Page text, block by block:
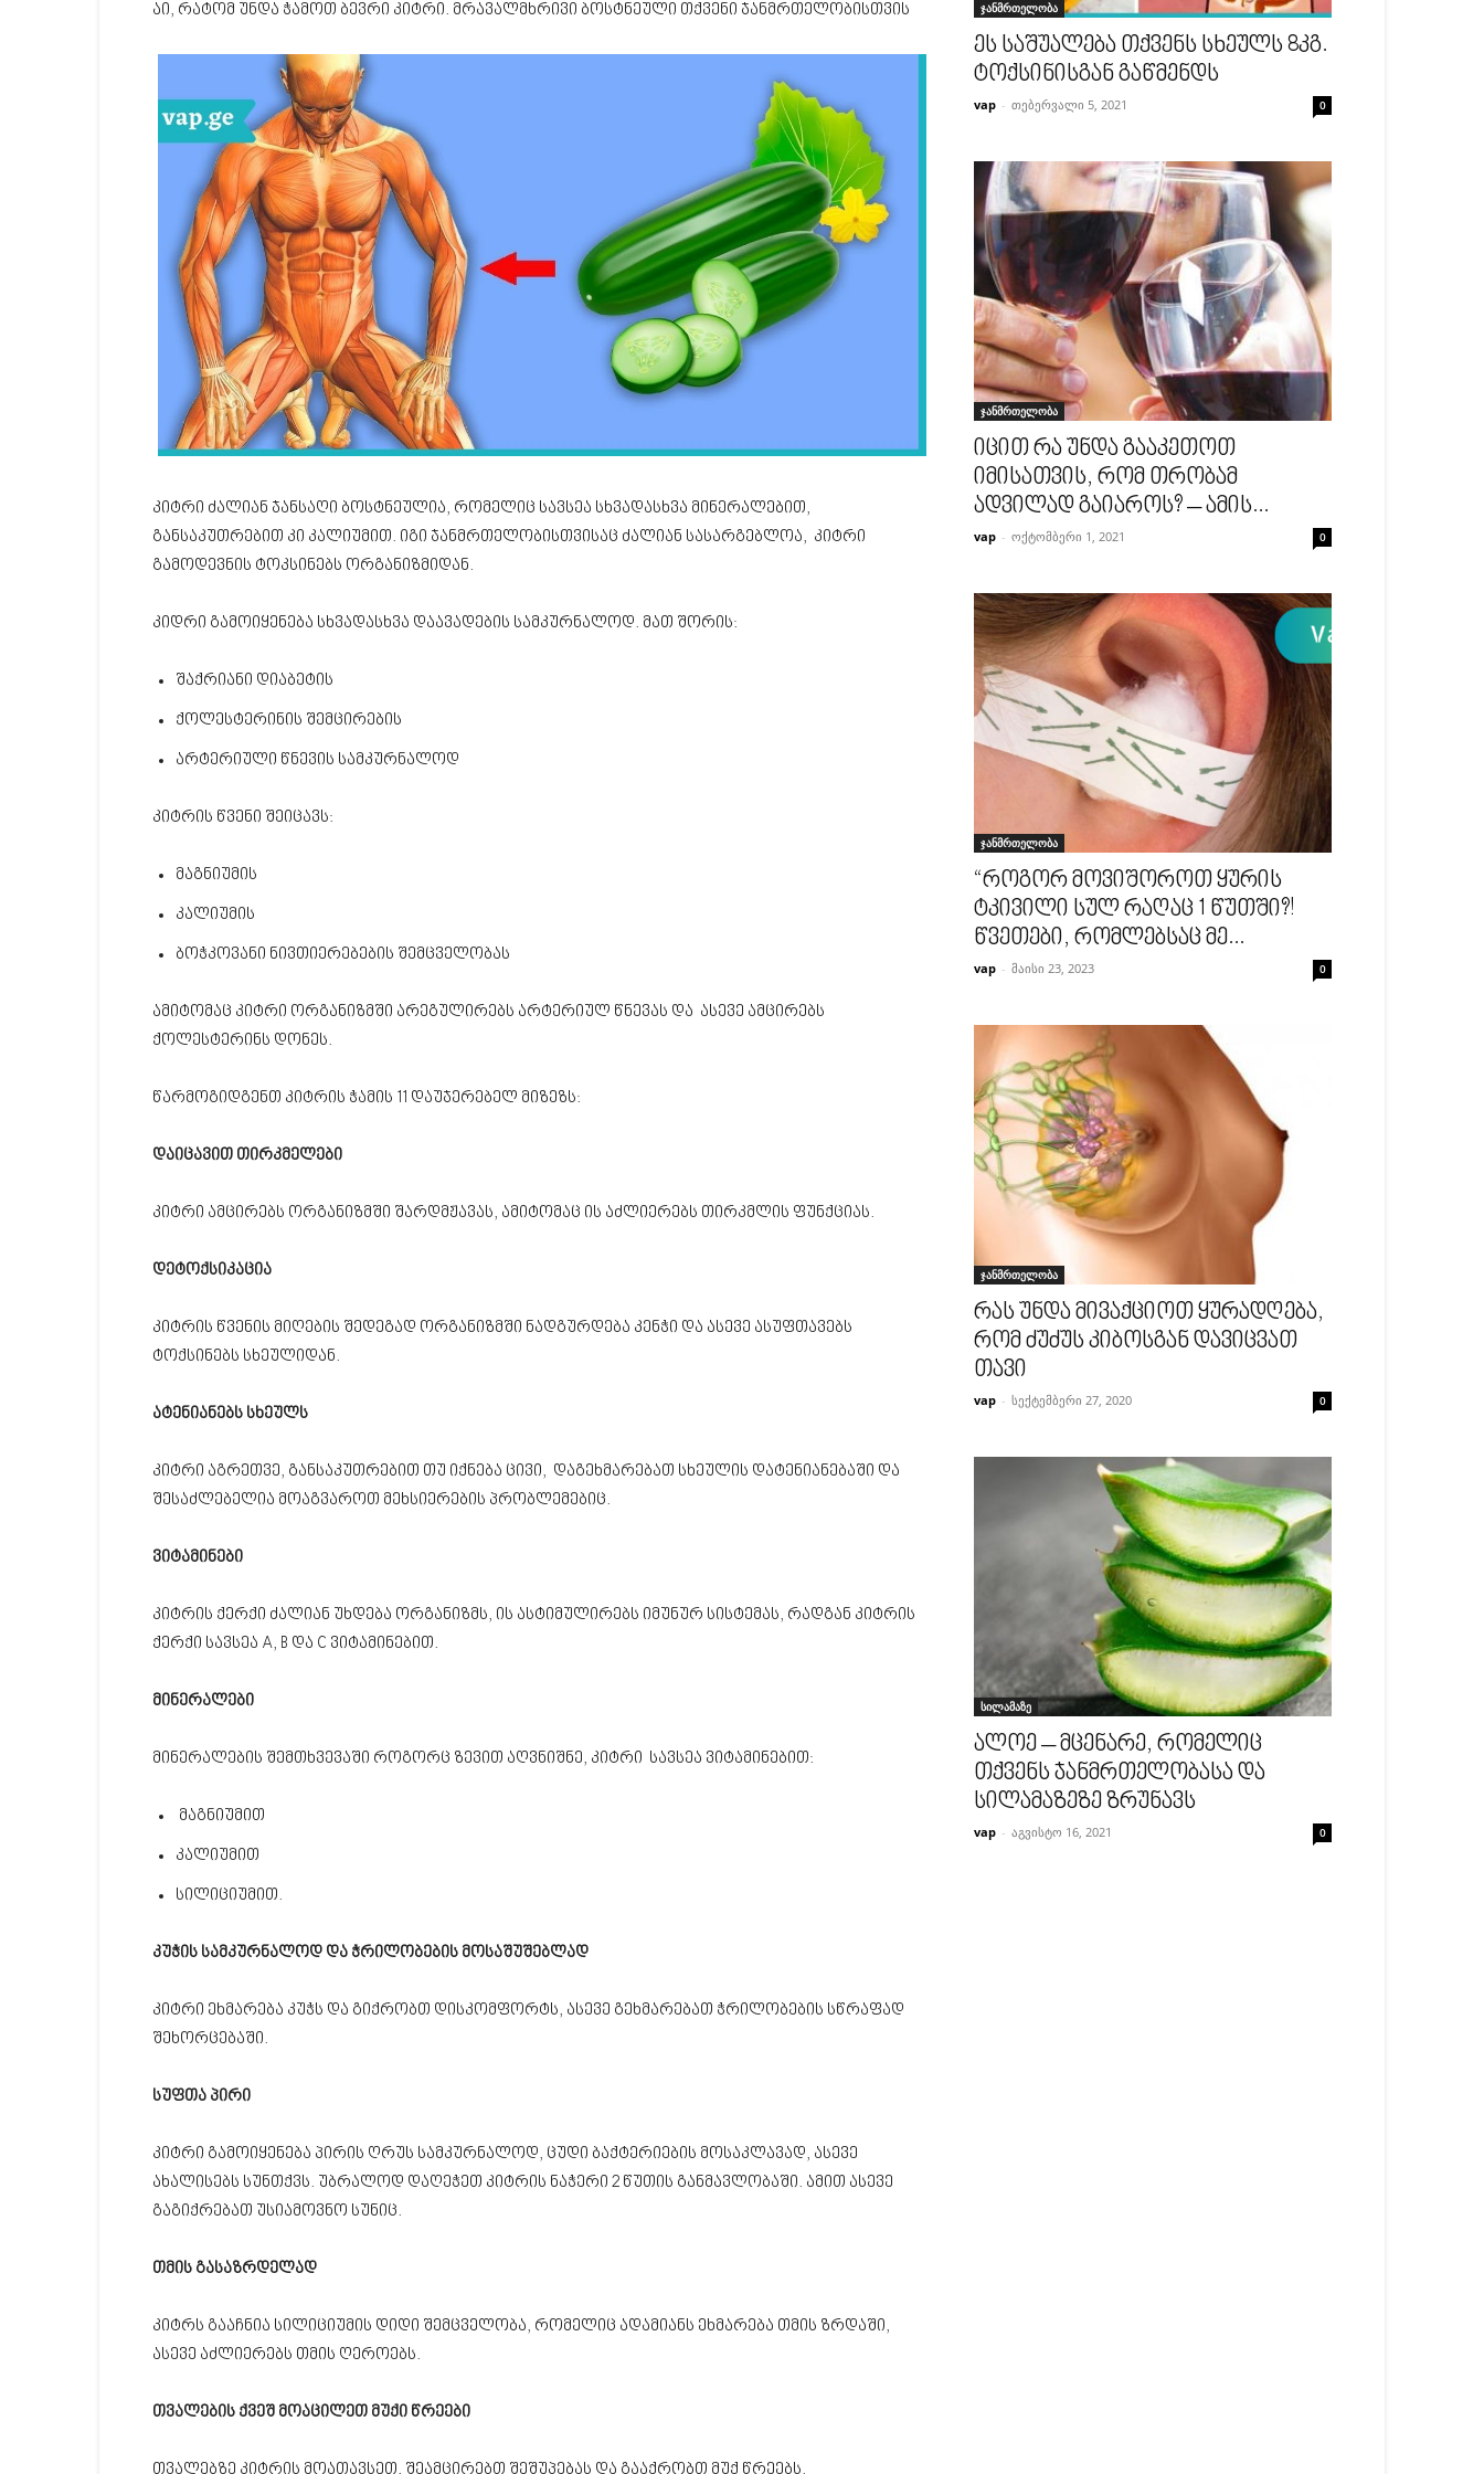
აი, რატომ უნდა ჭამოთ ბევრი კიტრი. მრავალმხრივი ბოსტნეული თქვენი ჯანმრთელობისთვის
კიტრი ძალიან ჯანსაღი ბოსტნეულია, რომელიც სავსეა სხვადასხვა მინერალებით,
განსაკუთრებით კი კალიუმით. იგი ჯანმრთელობისთვისაც ძალიან სასარგებლოა, კიტრი
გამოდევნის ტოკსინებს ორგანიზმიდან.
კიდრი გამოიყენება სხვადასხვა დაავადების სამკურნალოდ. მათ შორის:
შაქრიანი დიაბეტის
ქოლესტერინის შემცირების
არტერიული წნევის სამკურნალოდ
კიტრის წვენი შეიცავს:
მაგნიუმის
კალიუმის
ბოჭკოვანი ნივთიერებების შემცველობას
ამიტომაც კიტრი ორგანიზმში არეგულირებს არტერიულ წნევას და ასევე ამცირებს
ქოლესტერინს დონეს.
წარმოგიდგენთ კიტრის ჭამის 11 დაუჯერებელ მიზეზს:
დაიცავით თირკმელები
კიტრი ამცირებს ორგანიზმში შარდმჟავას, ამიტომაც ის აძლიერებს თირკმლის ფუნქციას.
დეტოქსიკაცია
კიტრის წვენის მიღების შედეგად ორგანიზმში ნადგურდება კენჭი და ასევე ასუფთავებს
ტოქსინებს სხეულიდან.
ატენიანებს სხეულს
კიტრი აგრეთვე, განსაკუთრებით თუ იქნება ცივი, დაგეხმარებათ სხეულის დატენიანებაში და
შესაძლებელია მოაგვაროთ მეხსიერების პრობლემებიც.
ვიტამინები
კიტრის ქერქი ძალიან უხდება ორგანიზმს, ის ასტიმულირებს იმუნურ სისტემას, რადგან კიტრის
ქერქი სავსეა A, B და C ვიტამინებით.
მინერალები
მინერალების შემთხვევაში როგორც ზევით აღვნიშნე, კიტრი სავსეა ვიტამინებით:
მაგნიუმით
კალიუმით
სილიციუმით.
კუჭის სამკურნალოდ და ჭრილობების მოსაშუშებლად
კიტრი ეხმარება კუჭს და გიქრობთ დისკომფორტს, ასევე გეხმარებათ ჭრილობების სწრაფად
შეხორცებაში.
სუფთა პირი
კიტრი გამოიყენება პირის ღრუს სამკურნალოდ, ცუდი ბაქტერიების მოსაკლავად, ასევე
ახალისებს სუნთქვს. უბრალოდ დაღეჭეთ კიტრის ნაჭერი 2 წუთის განმავლობაში. ამით ასევე
გაგიქრებათ უსიამოვნო სუნიც.
თმის გასაზრდელად
კიტრს გააჩნია სილიციუმის დიდი შემცველობა, რომელიც ადამიანს ეხმარება თმის ზრდაში,
ასევე აძლიერებს თმის ღეროებს.
თვალების ქვეშ მოაცილეთ მუქი წრეები
ჯანმრთელობა
ეს საშუალება თქვენს სხეულს 8კგ.
ტოქსინისგან გაწმენდს
vap - თებერვალი 5, 2021 0
ჯანმრთელობა
იცით რა უნდა გააკეთოთ
იმისათვის, რომ თრობამ
ადვილად გაიაროს? – ამის...
vap - ოქტომბერი 1, 2021 0
ჯანმრთელობა
“როგორ მოვიშოროთ ყურის
ტკივილი სულ რაღაც 1 წუთში?!
წვეთები, რომლებსაც მე...
vap - მაისი 23, 2023 0
ჯანმრთელობა
რას უნდა მივაქციოთ ყურადღება,
რომ ძუძუს კიბოსგან დავიცვათ
თავი
vap - სექტემბერი 27, 2020 0
სილამაზე
ალოე – მცენარე, რომელიც
თქვენს ჯანმრთელობასა და
სილამაზეზე ზრუნავს
vap - აგვისტო 16, 2021 0